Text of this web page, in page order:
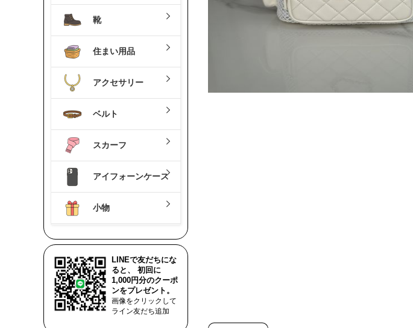
靴
住まい用品
アクセサリー
ベルト
スカーフ
アイフォーンケース
小物
LINEで友だちにな
ると、 初回に
1,000円分のクーポ
ンをプレゼント。
画像をクリックして
ライン友だち追加